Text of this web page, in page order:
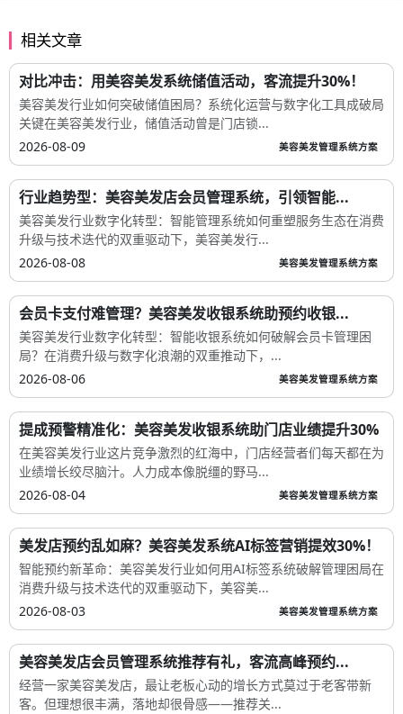
相关文章
对比冲击：用美容美发系统储值活动，客流提升30%！
美容美发行业如何突破储值困局？系统化运营与数字化工具成破局
关键在美容美发行业，储值活动曾是门店锁...
2026-08-09
美容美发管理系统方案
行业趋势型：美容美发店会员管理系统，引领智能...
美容美发行业数字化转型：智能管理系统如何重塑服务生态在消费
升级与技术迭代的双重驱动下，美容美发行...
2026-08-08
美容美发管理系统方案
会员卡支付难管理？美容美发收银系统助预约收银...
美容美发行业数字化转型：智能收银系统如何破解会员卡管理困
局？在消费升级与数字化浪潮的双重推动下，...
2026-08-06
美容美发管理系统方案
提成预警精准化：美容美发收银系统助门店业绩提升30%
在美容美发行业这片竞争激烈的红海中，门店经营者们每天都在为
业绩增长绞尽脑汁。人力成本像脱缰的野马...
2026-08-04
美容美发管理系统方案
美发店预约乱如麻？美容美发系统AI标签营销提效30%！
智能预约新革命：美容美发行业如何用AI标签系统破解管理困局在
消费升级与技术迭代的双重驱动下，美容美...
2026-08-03
美容美发管理系统方案
美容美发店会员管理系统推荐有礼，客流高峰预约...
经营一家美容美发店，最让老板心动的增长方式莫过于老客带新
客。但理想很丰满，落地却很骨感——推荐关...